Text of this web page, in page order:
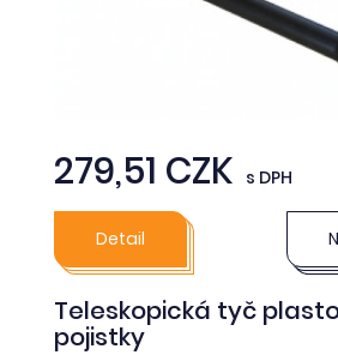
279,51 CZK s DPH
Detail
Teleskopická tyč
pojistky